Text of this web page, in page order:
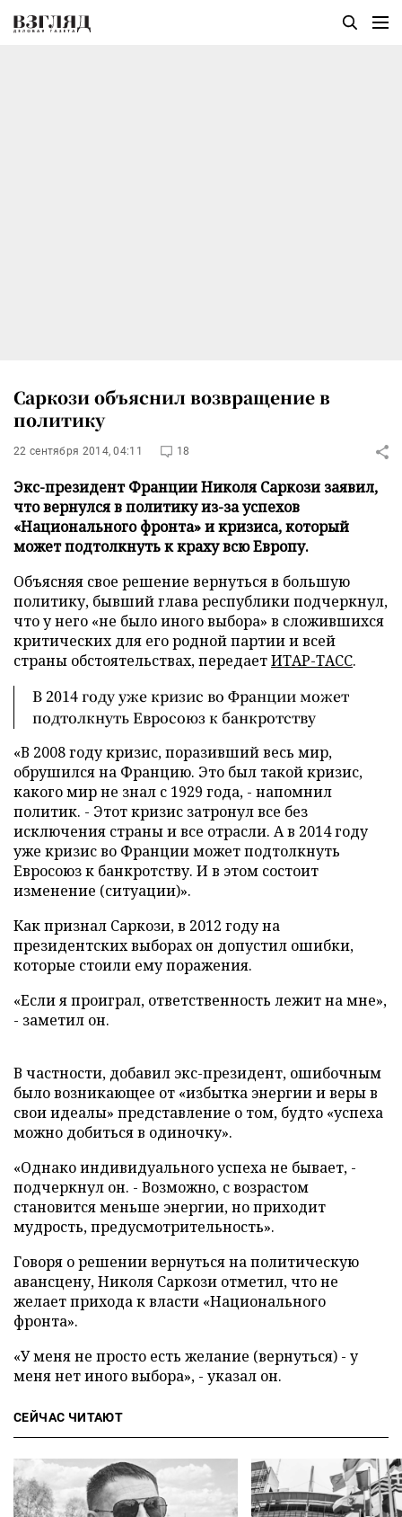
Саркози объяснил возвращение в
политику
22 сентября 2014, 04:11 18
Экс-президент Франции Николя Саркози заявил,
что вернулся в политику из-за успехов
«Национального фронта» и кризиса, который
может подтолкнуть к краху всю Европу.
Объясняя свое решение вернуться в большую
политику, бывший глава республики подчеркнул,
что у него «не было иного выбора» в сложившихся
критических для его родной партии и всей
страны обстоятельствах,передаетИТАР-ТАСС.
В 2014 году уже кризис во Франции может
подтолкнуть Евросоюз к банкротству
«В 2008 году кризис, поразивший весь мир,
обрушился на Францию. Это был такой кризис,
какого мир не знал с 1929 года, - напомнил
политик. - Этот кризис затронул все без
исключения страны и все отрасли. А в 2014 году
уже кризис во Франции может подтолкнуть
Евросоюз к банкротству. И в этом состоит
изменение (ситуации)».
Как признал Саркози, в 2012 году на
президентских выборах он допустил ошибки,
которые стоили ему поражения.
«Если я проиграл, ответственность лежит на мне»,
- заметил он.
В частности, добавил экс-президент, ошибочным
было возникающее от «избытка энергии и веры в
свои идеалы» представление о том, будто «успеха
можно добиться в одиночку».
«Однако индивидуального успеха не бывает, -
подчеркнул он. - Возможно, с возрастом
становится меньше энергии, но приходит
мудрость, предусмотрительность».
Говоря о решении вернуться на политическую
авансцену, Николя Саркози отметил, что не
желает прихода к власти «Национального
фронта».
«У меня не просто есть желание (вернуться) - у
меня нет иного выбора», - указал он.
СЕЙЧАС ЧИТАЮТ